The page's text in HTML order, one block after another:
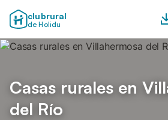
clubrural
de Holidu
Casas rurales en
del Río